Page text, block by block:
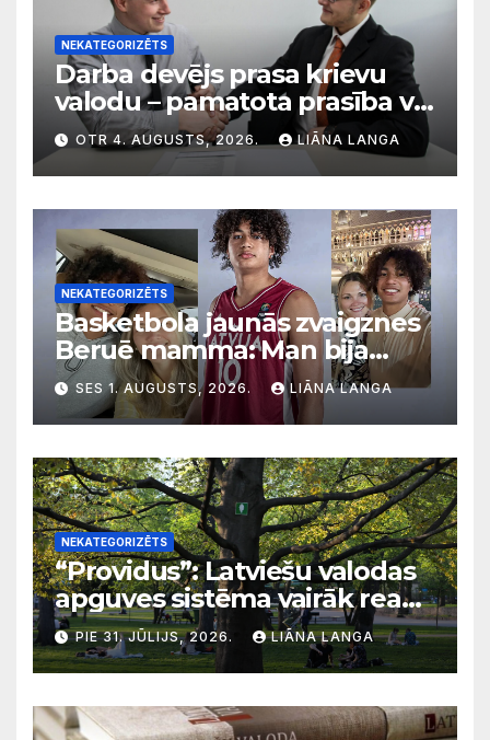
NEKATEGORIZĒTS
Darba devējs prasa krievu
valodu – pamatota prasība vai
diskriminācija? Skaidro VDI
OTR 4. AUGUSTS, 2026. LIĀNA LANGA
NEKATEGORIZĒTS
Basketbola jaunās zvaigznes
Beruē mamma: Man bija
svarīgi, lai bērni apgūst
latviešu valodu
SES 1. AUGUSTS, 2026. LIĀNA LANGA
NEKATEGORIZĒTS
“Providus”: Latviešu valodas
apguves sistēma vairāk reaģē
uz krīzēm nekā ilgtermiņa
migrācijas tendencēm
PIE 31. JŪLIJS, 2026. LIĀNA LANGA